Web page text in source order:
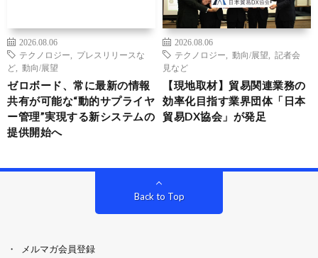
2026.08.06
テクノロジー
プレスリリースな
ど
動向/展望
ゼロボード、常に最新の情報
共有が可能な“動的サプライヤ
ー管理”実現する新システムの
提供開始へ
2026.08.06
テクノロジー
動向/展望
記者会
見など
【現地取材】貿易関連業務の
効率化目指す業界団体「日本
貿易DX協会」が発足
Back to Top
メルマガ会員登録